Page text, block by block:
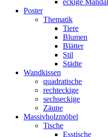
eckige
Poster
Thematik
Tiere
Blumen
Blätter
Stil
Städte
Wandkissen
quadratische
rechteckige
sechseckige
Zäune
Massivholzmöbel
Tische
Esstische